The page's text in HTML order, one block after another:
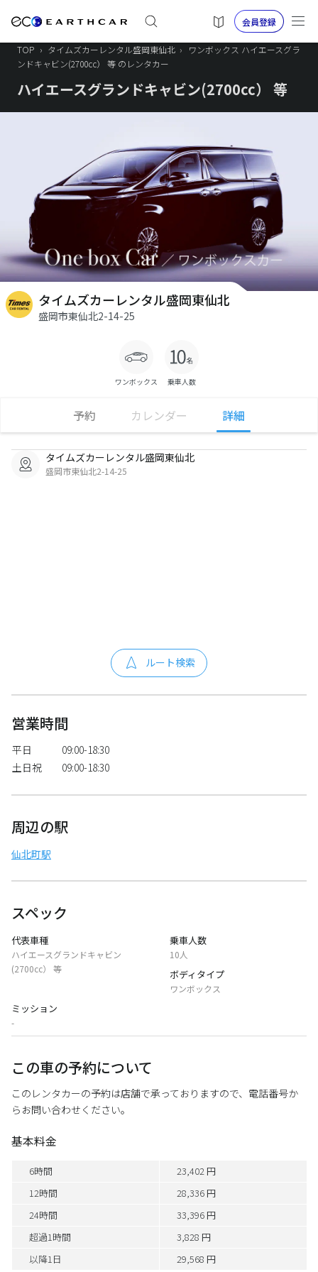
会員登録
TOP › タイムズカーレンタル盛岡東仙北 ›
ワンボックス ハイエースグラ
ンドキャビン(2700cc） 等 のレンタカー
ハイエースグランドキャビン(2700cc） 等
タイムズカーレンタル盛岡東仙北
盛岡市東仙北2-14-25
ワンボックス 乗車人数
予約 カレンダー 詳細
タイムズカーレンタル盛岡東仙北
盛岡市東仙北2-14-25
ルート検索
営業時間
平日
09:00-18:30
土日祝
09:00-18:30
周辺の駅
仙北町駅
スペック
代表車種
ハイエースグランドキャビン
(2700cc） 等
乗車人数
10人
ボディタイプ
ワンボックス
ミッション
-
この車の予約について
このレンタカーの予約は店舗で承っておりますので、電話番号か
らお問い合わせください。
基本料金
6時間
23,402 円
12時間
28,336 円
24時間
33,396 円
超過1時間
3,828 円
以降1日
29,568 円